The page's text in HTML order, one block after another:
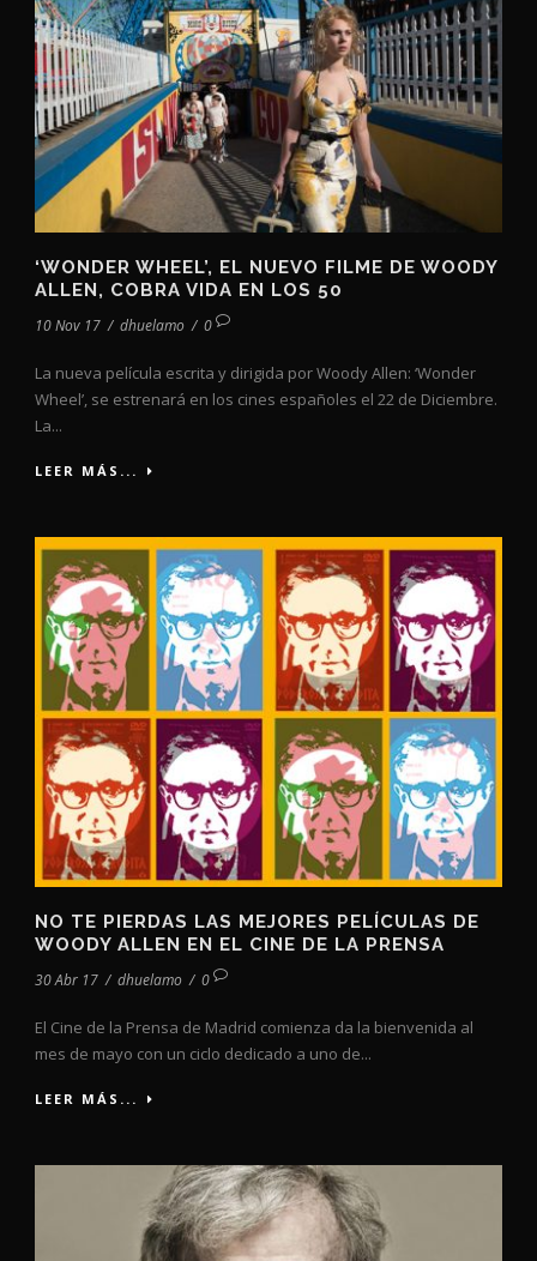
‘WONDER WHEEL’, EL NUEVO FILME DE WOODY
ALLEN, COBRA VIDA EN LOS 50
10 Nov 17 / dhuelamo / 0
La nueva película escrita y dirigida por Woody Allen: ‘Wonder
Wheel’, se estrenará en los cines españoles el 22 de Diciembre.
La...
LEER MÁS...
NO TE PIERDAS LAS MEJORES PELÍCULAS DE
WOODY ALLEN EN EL CINE DE LA PRENSA
30 Abr 17 / dhuelamo / 0
El Cine de la Prensa de Madrid comienza da la bienvenida al
mes de mayo con un ciclo dedicado a uno de...
LEER MÁS...